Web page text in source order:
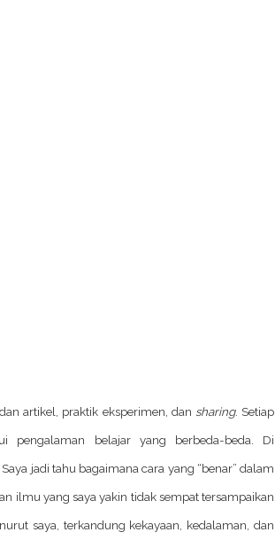
artikel, praktik eksperimen, dan sharing. Setiap
pengalaman belajar yang berbeda-beda. Di
jadi tahu bagaimana cara yang “benar” dalam
ilmu yang saya yakin tidak sempat tersampaikan
saya, terkandung kekayaan, kedalaman, dan